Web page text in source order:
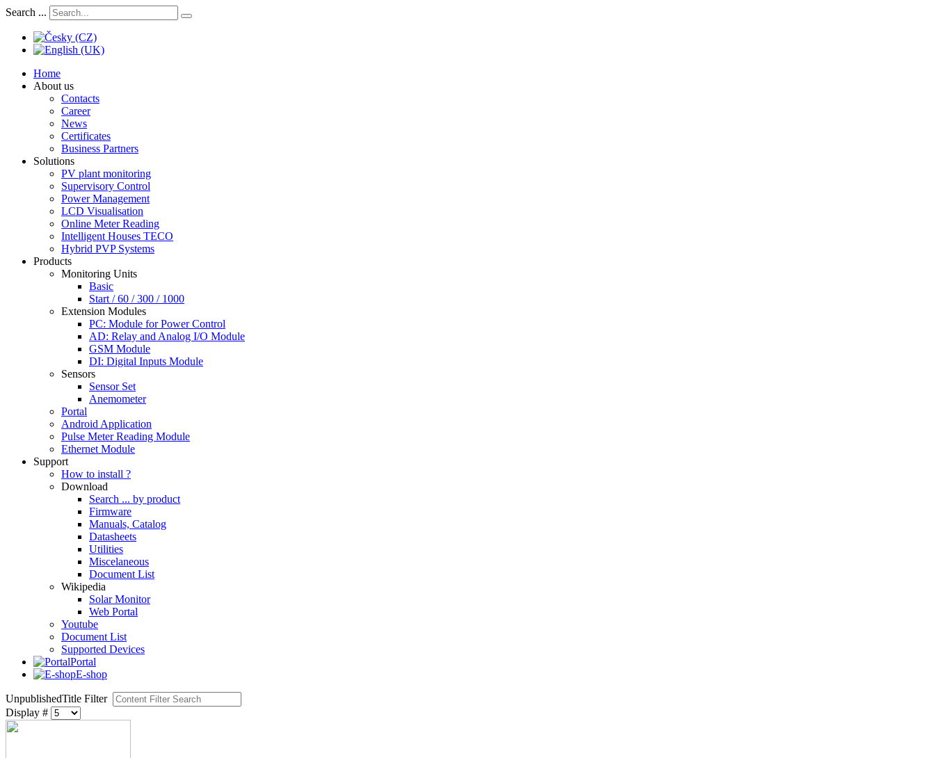
Search ...
Home
About us
Contacts
Career
News
Certificates
Business Partners
Solutions
PV plant monitoring
Supervisory Control
Power Management
LCD Visualisation
Online Meter Reading
Intelligent Houses TECO
Hybrid PVP Systems
Products
Monitoring Units
Basic
Start / 60 / 300 / 1000
Extension Modules
PC: Module for Power Control
AD: Relay and Analog I/O Module
GSM Module
DI: Digital Inputs Module
Sensors
Sensor Set
Anemometer
Portal
Android Application
Pulse Meter Reading Module
Ethernet Module
Support
How to install ?
Download
Search ... by product
Firmware
Manuals, Catalog
Datasheets
Utilities
Miscelaneous
Document List
Wikipedia
Solar Monitor
Web Portal
Youtube
Document List
Supported Devices
Portal
E-shop
UnpublishedTitle Filter
Display #